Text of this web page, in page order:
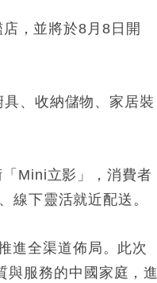
，並將於8月8日開
、收納儲物、家居裝
Mini立影」，消費者
線下靈活就近配送。
進全渠道佈局。此次
與服務的中國家庭，進